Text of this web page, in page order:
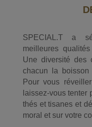
SPECIAL.T a
meilleures
Une diversité des
chacun la
Pour vous
laissez-vous tenter
thés et tisanes et
moral et sur votre